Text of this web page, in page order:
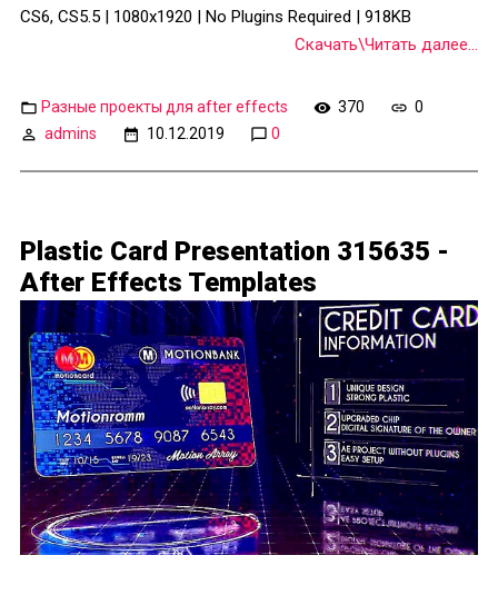
CS6, CS5.5 | 1080x1920 | No Plugins Required | 918KB
Скачать\Читать далее...
Разные проекты для after effects 370
0
admins
10.12.2019 0
Plastic Card Presentation 315635 -
After Effects Templates